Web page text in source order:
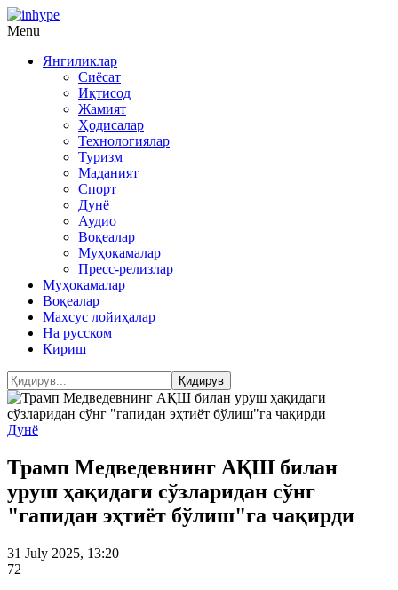
Menu
Янгиликлар
Сиёсат
Иқтисод
Жамият
Ҳодисалар
Технологиялар
Туризм
Маданият
Спорт
Дунё
Аудио
Воқеалар
Муҳокамалар
Пресс-релизлар
Муҳокамалар
Воқеалар
Махсус лойиҳалар
На русском
Кириш
Дунё
Трамп Медведевнинг АҚШ билан
уруш ҳақидаги сўзларидан сўнг
"гапидан эҳтиёт бўлиш"га чақирди
31 July 2025, 13:20
72